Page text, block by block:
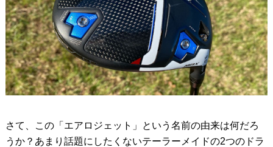
さて、この「エアロジェット」という名前の由来は何だろ
うか？あまり話題にしたくないテーラーメイドの2つのドラ